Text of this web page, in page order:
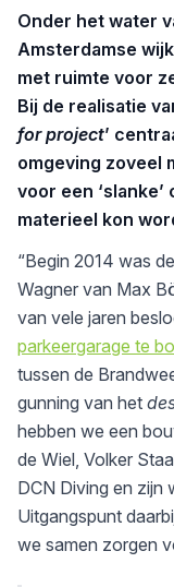
Onder het water
Amsterdamse
met ruimte voor
Bij de realisatie
for project’
omgeving zoveel
voor een
materieel kon
“Begin 2014 was
Wagner van Max
van vele jaren
parkeergarage te
tussen de
gunning van het
hebben we een
de Wiel, Volker
DCN Diving en zijn
Uitgangspunt
we samen zorgen